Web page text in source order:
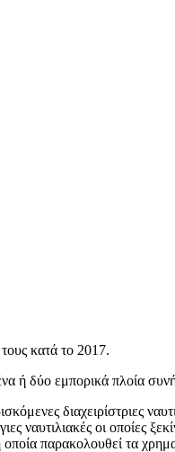
κατά το 2017.
ή δύο εμπορικά πλοία
διαχειρίστριες
ναυτιλιακές οι
παρακολουθεί τα